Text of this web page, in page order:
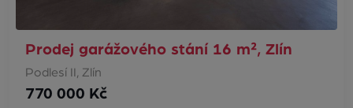
Prodej garážového stání 16 m², Zlín
Podlesí II, Zlín
770 000 Kč